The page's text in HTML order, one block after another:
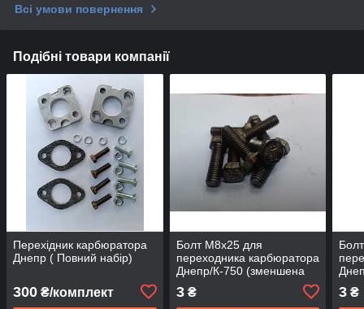
Всі умови повернення
Подібні товари компанії
Перехідник карбюратора
Днепр ( Повний набір)
300 ₴/комплект
Болт М8х25 для
переходника карбюратора
Днепр/К-750 (зменшена
3₴ 3 ₴